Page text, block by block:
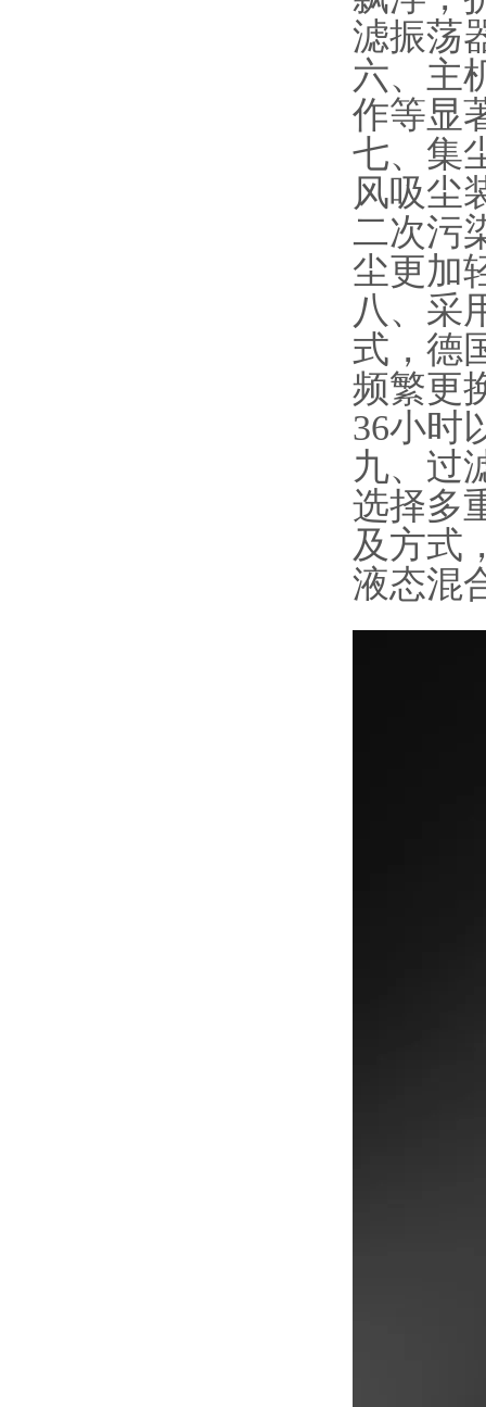
滤振荡
六、主
作等显
七、集
风吸尘
二次污
尘更加
八、采
式，德
频繁更
36小时
九、过
选择多
及方式
液态混